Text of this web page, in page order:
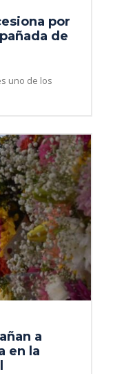
por
de
uno de los
a
en la